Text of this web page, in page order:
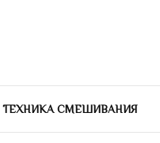
ТЕХНИКА СМЕШИВАНИЯ